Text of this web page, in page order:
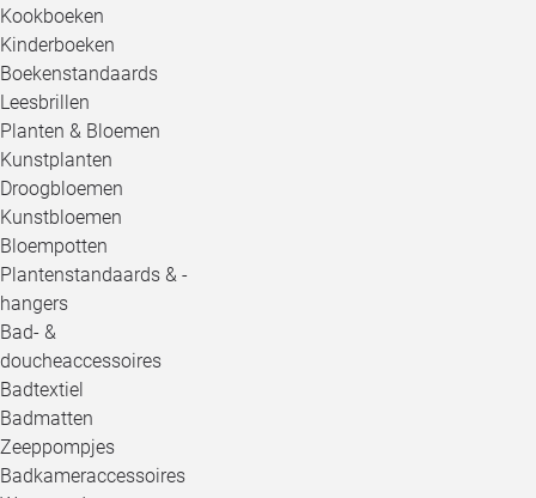
Kookboeken
Kinderboeken
Boekenstandaards
Leesbrillen
Planten & Bloemen
Kunstplanten
Droogbloemen
Kunstbloemen
Bloempotten
Plantenstandaards & -
hangers
Bad- &
doucheaccessoires
Badtextiel
Badmatten
Zeeppompjes
Badkameraccessoires